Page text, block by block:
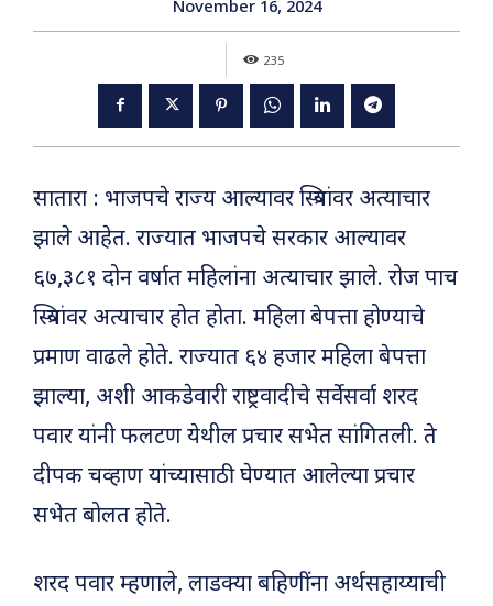
November 16, 2024
235
सातारा : भाजपचे राज्य आल्यावर स्त्रियांवर अत्याचार
झाले आहेत. राज्यात भाजपचे सरकार आल्यावर
६७,३८१ दोन वर्षात महिलांना अत्याचार झाले. रोज पाच
स्त्रियांवर अत्याचार होत होता. महिला बेपत्ता होण्याचे
प्रमाण वाढले होते. राज्यात ६४ हजार महिला बेपत्ता
झाल्या, अशी आकडेवारी राष्ट्रवादीचे सर्वेसर्वा शरद
पवार यांनी फलटण येथील प्रचार सभेत सांगितली. ते
दीपक चव्हाण यांच्यासाठी घेण्यात आलेल्या प्रचार
सभेत बोलत होते.
शरद पवार म्हणाले, लाडक्या बहिणींना अर्थसहाय्याची